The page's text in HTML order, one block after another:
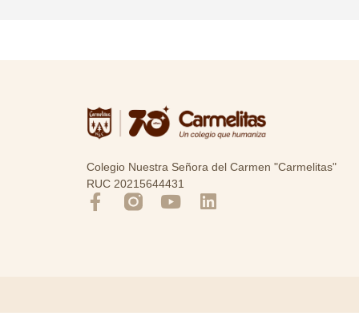
Colegio Nuestra Señora del Carmen "Carmelitas"
RUC 20215644431